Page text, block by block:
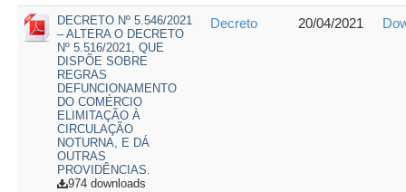
DECRETO Nº 5.546/2021
– ALTERA O DECRETO
Nº 5.516/2021, QUE
DISPÕE SOBRE
REGRAS
DEFUNCIONAMENTO
DO COMÉRCIO
ELIMITAÇÃO À
CIRCULAÇÃO
NOTURNA, E DÁ
OUTRAS
PROVIDÊNCIAS.
974 downloads
Decreto 20/04/2021